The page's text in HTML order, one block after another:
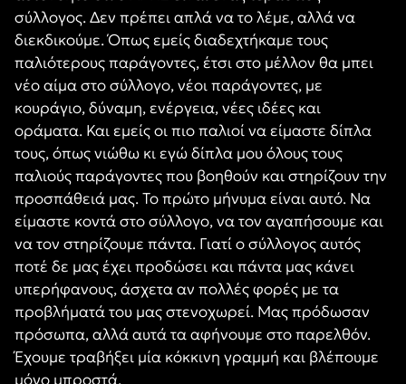
σύλλογος. Δεν πρέπει απλά να το λέμε, αλλά να
διεκδικούμε. Όπως εμείς διαδεχτήκαμε τους
παλιότερους παράγοντες, έτσι στο μέλλον θα μπει
νέο αίμα στο σύλλογο, νέοι παράγοντες, με
κουράγιο, δύναμη, ενέργεια, νέες ιδέες και
οράματα. Και εμείς οι πιο παλιοί να είμαστε δίπλα
τους, όπως νιώθω κι εγώ δίπλα μου όλους τους
παλιούς παράγοντες που βοηθούν και στηρίζουν την
προσπάθειά μας. Το πρώτο μήνυμα είναι αυτό. Να
είμαστε κοντά στο σύλλογο, να τον αγαπήσουμε και
να τον στηρίζουμε πάντα. Γιατί ο σύλλογος αυτός
ποτέ δε μας έχει προδώσει και πάντα μας κάνει
υπερήφανους, άσχετα αν πολλές φορές με τα
προβλήματά του μας στενοχωρεί. Μας πρόδωσαν
πρόσωπα, αλλά αυτά τα αφήνουμε στο παρελθόν.
Έχουμε τραβήξει μία κόκκινη γραμμή και βλέπουμε
μόνο μπροστά.